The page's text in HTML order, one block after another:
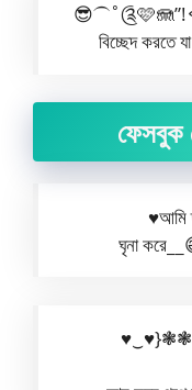
বিচ্ছেদ করতে
ফেসবুক
♥️আমি
ঘৃনা